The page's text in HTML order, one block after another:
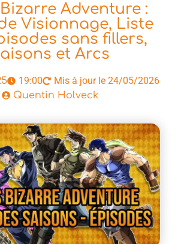
Bizarre Adventure :
Visionnage, Liste
sans fillers,
et Arcs
19:00 Mis à jour le 24/05/2026
Quentin Holveck